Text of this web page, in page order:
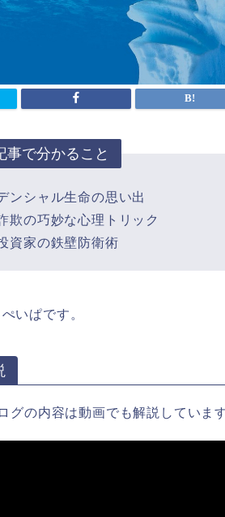
事で分かること
ンシャル生命の思い出
欺の巧妙な心理トリック
資家の鉄壁防衛術
いぱです。
グの内容は動画でも解説しています